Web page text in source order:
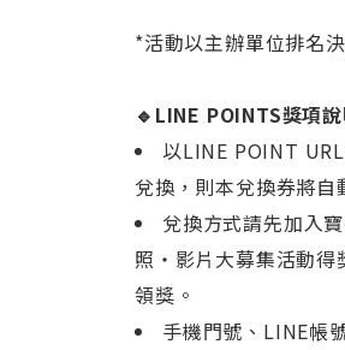
*活動以主辦單位排名
🔹LINE POINTS獎項
以LINE POINT
兌換，則本兌換券將自
兌換方式請先加入
照‧影片大募集活動得
領獎。
手機門號、LINE帳